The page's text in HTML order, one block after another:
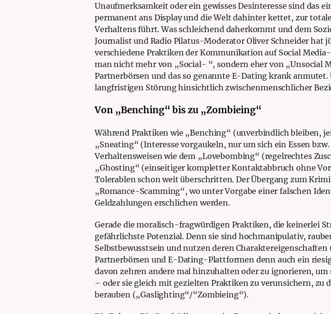
Unaufmerksamkeit oder ein gewisses Desinteresse sind das
permanent ans Display und die Welt dahinter kettet, zur
Verhaltens führt. Was schleichend daherkommt und dem
Journalist und Radio Pilatus-Moderator Oliver Schneider
verschiedene Praktiken der Kommunikation auf Social
man nicht mehr von „Social- “, sondern eher von „Unsocial
Partnerbörsen und das so genannte E-Dating krank anmutet.
langfristigen Störung hinsichtlich zwischenmenschlicher
Von „Benching“ bis zu „Zombieing“
Während Praktiken wie „Benching“ (unverbindlich bleiben,
„Sneating“ (Interesse vorgaukeln, nur um sich ein Essen
Verhaltensweisen wie dem „Lovebombing“ (regelrechtes
„Ghosting“ (einseitiger kompletter Kontaktabbruch ohne
Tolerablen schon weit überschritten. Der Übergang zum
„Romance-Scamming“, wo unter Vorgabe einer falschen
Geldzahlungen erschlichen werden.
Gerade die moralisch-fragwürdigen Praktiken, die keinerlei
gefährlichste Potenzial. Denn sie sind hochmanipulativ,
Selbstbewusstsein und nutzen deren
Partnerbörsen und E-Dating-Plattformen denn auch ein
davon zehren andere mal hinzuhalten oder zu ignorieren,
– oder sie gleich mit gezielten Praktiken zu verunsichern, zu
berauben („Gaslighting“/“Zombieing“).